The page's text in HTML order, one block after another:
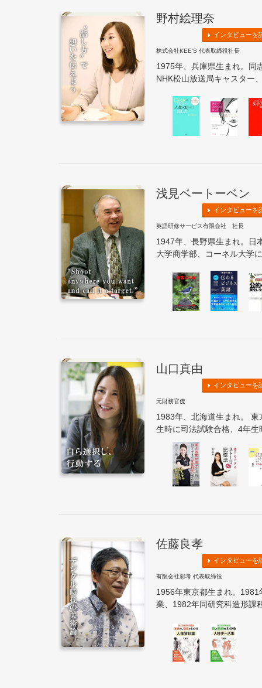
野村絵理奈
インタビューを
株式会社KEE'S 代表取締役社長
1975年、兵庫県生まれ。同
NHK松山放送局キャスター
浅見ベートーベン
インタビューを
英語研修サービス有限会社 社長
1947年、長野県生まれ。日
大学商学部、コーネル大学
山口真由
インタビューを
元財務官僚
1983年、北海道生まれ。
生時に司法試験合格、4年
佐藤良孝
インタビューを
有限会社彩考 代表取締役
1956年東京都生まれ。
業、1982年同研究科造形課